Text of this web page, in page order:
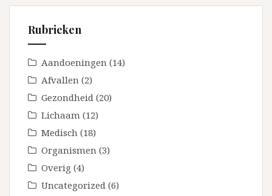
Rubrieken
Aandoeningen (14)
Afvallen (2)
Gezondheid (20)
Lichaam (12)
Medisch (18)
Organismen (3)
Overig (4)
Uncategorized (6)